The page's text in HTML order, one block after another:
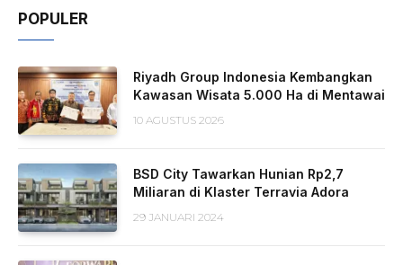
POPULER
Riyadh Group Indonesia Kembangkan
Kawasan Wisata 5.000 Ha di Mentawai
10 AGUSTUS 2026
BSD City Tawarkan Hunian Rp2,7
Miliaran di Klaster Terravia Adora
29 JANUARI 2024